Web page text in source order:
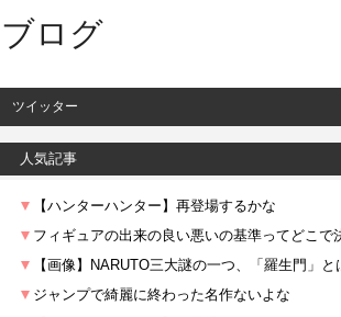
ログ
ツイッター
人気記事